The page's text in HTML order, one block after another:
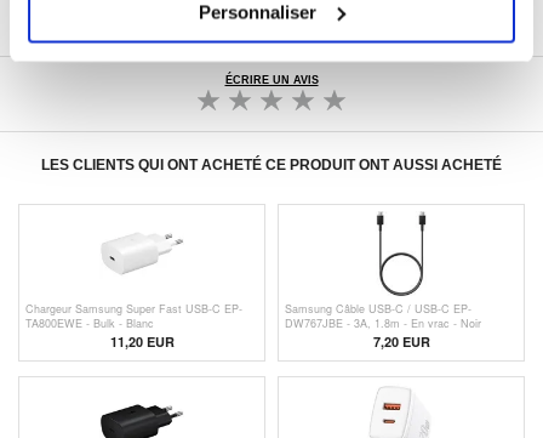
Personnaliser
ÉCRIRE UN AVIS
LES CLIENTS QUI ONT ACHETÉ CE PRODUIT ONT AUSSI ACHETÉ
Chargeur Samsung Super Fast USB-C EP-
TA800EWE - Bulk - Blanc
11,20EUR
Samsung Câble USB-C / USB-C EP-
DW767JBE - 3A, 1.8m - En vrac - Noir
7,20 EUR